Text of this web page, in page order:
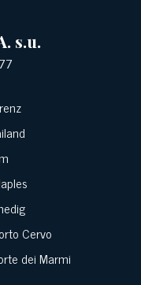
s.u.
Cervo
dei Marmi